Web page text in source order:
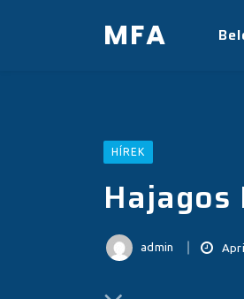
MFA
HÍREK
Hajagos
admin